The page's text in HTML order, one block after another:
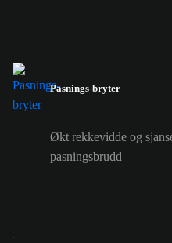
Pasnings-bryter
Økt rekkevidde og
pasningsbrudd